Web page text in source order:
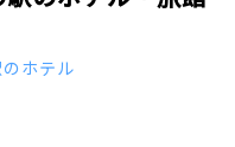
ホテル